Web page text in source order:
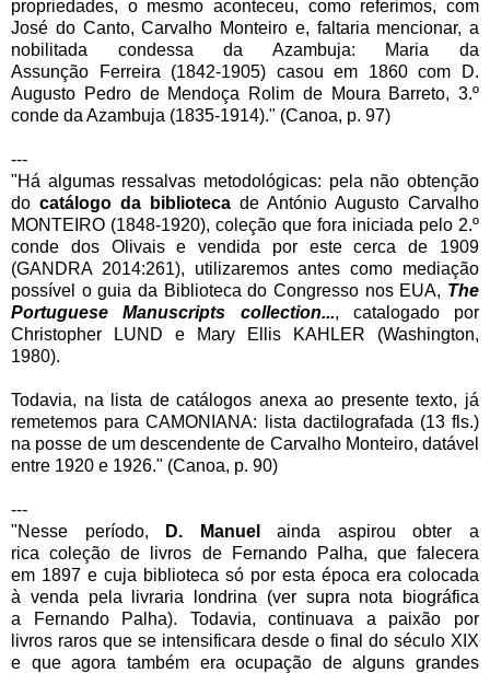
propriedades, o mesmo aconteceu, como referimos, com
José do Canto, Carvalho Monteiro e, faltaria mencionar, a
nobilitada condessa da Azambuja: Maria da
Assunção
Ferreira (1842-1905) casou em 1860 com D.
Augusto Pedro de Mendoça Rolim de Moura Barreto, 3.º
conde da Azambuja (1835-1914)." (Canoa, p. 97)
---
"Há algumas ressalvas metodológicas: pela não obtenção
do catálogo da biblioteca de António Augusto Carvalho
MONTEIRO (1848-1920), coleção que fora iniciada pelo 2.º
conde dos Olivais e vendida por este cerca de 1909
(GANDRA 2014:261), utilizaremos antes como mediação
possível o guia da Biblioteca do Congresso nos EUA, The
Portuguese Manuscripts collection..., catalogado por
Christopher LUND e Mary Ellis KAHLER (Washington,
1980).
Todavia, na lista de catálogos anexa ao presente texto, já
remetemos para CAMONIANA: lista dactilografada (13 fls.)
na posse de um descendente de Carvalho Monteiro, datável
entre 1920 e 1926." (Canoa, p. 90)
---
"Nesse período,
D. Manuelainda aspirou obter a
rica coleção de livros de Fernando Palha, que falecera
em 1897 e cuja biblioteca só por esta época era colocada
à venda pela livraria londrina (ver supra nota biográfica
a Fernando Palha). Todavia, continuava a paixão por
livros raros que se intensificara desde o final do século XIX
e que agora também era ocupação de alguns grandes